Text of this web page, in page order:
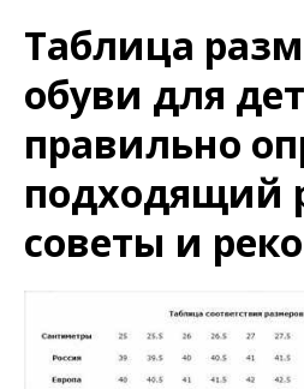
Таблица
обуви для
правильно
подходящий
советы и